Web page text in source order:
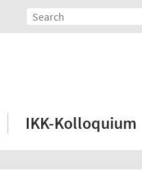
IKK-Kolloquium